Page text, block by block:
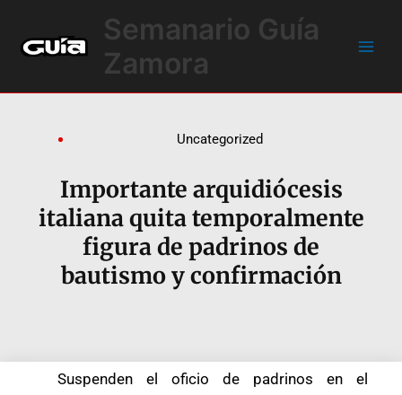
contenido
Semanario Guía
Zamora
Uncategorized
Importante arquidiócesis
italiana quita temporalmente
figura de padrinos de
bautismo y confirmación
Suspenden el oficio de padrinos en el